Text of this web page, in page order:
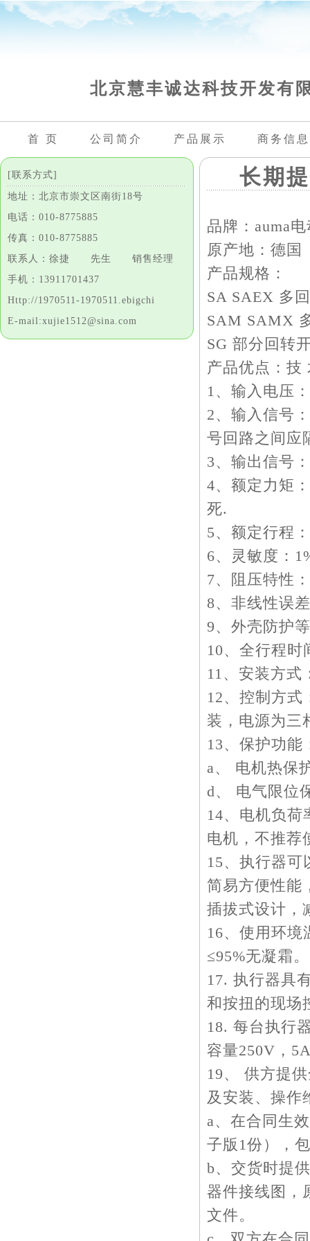
北京慧丰诚达科技开发有
首 页 公司简介 产品展示 商务信息
[联系方式]
地址：北京市崇文区南街18号
电话：010-8775885
传真：010-8775885
联系人：徐捷 先生 销售经理
手机：13911701437
Http://1970511-1970511.ebigchi
E-mail:xujie1512@sina.com
长期
品牌：auma
原产地：德国
产品规格：
SA SAEX 多
SAM SAMX
SG 部分回转
产品优点：技
1、输入电压
2、输入信号
号回路之间应
3、输出信号
4、额定力矩
死.
5、额定行程
6、灵敏度：
7、阻压特性
8、非线性误
9、外壳防护
10、全行程时
11、安装方式
12、控制方
装，电源为三
13、保护功能
a、 电机热保
d、 电气限位
14、电机负荷
电机，不推荐
15、执行器
简易方便性能
插拔式设计，
16、使用环
≤95%无凝霜。
17. 执行器具
和按扭的现场
18. 每台执行
容量250V，
19、 供方提
及安装、操作
a、在合同生
子版1份），
b、交货时提
器件接线图，
文件。